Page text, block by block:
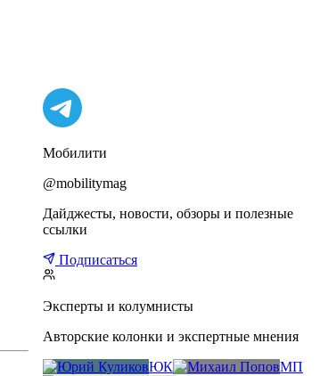
Мобилити
@mobilitymag
Дайджесты, новости, обзоры и полезные
ссылки
Подписаться
Эксперты и колумнисты
Авторские колонки и экспертные мнения
ЮК
МП